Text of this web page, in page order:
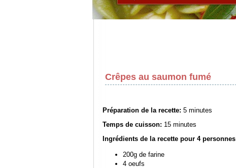
Crêpes au saumon fumé
Préparation de la recette: 5 minutes
Temps de cuisson: 15 minutes
Ingrédients de la recette pour 4 personnes
200g de farine
4 oeufs